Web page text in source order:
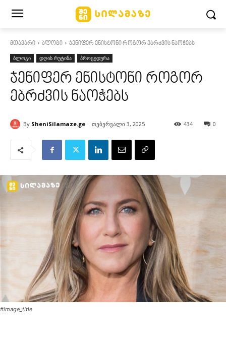
მთავარი ბლოგი ჯენიფერ ენისტონი როგორ ებრძვის ნაოჭებს
ბლოგი დღის რუტინა პროცედურა
ჯენიფერ ენისტონი როგორ
ებრძვის ნაოჭებს
By SheniSilamaze.ge თებერვალი 3, 2025 0
434
#image_title